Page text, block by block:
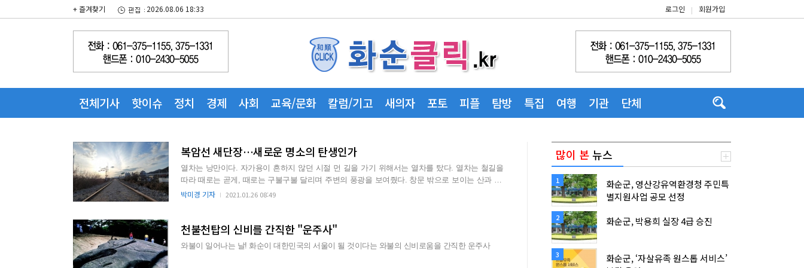
+ 즐겨찾기 2026.08.06 18:33 로그인 | 회원가입
전체기사 핫이슈 정치 경제 사회 교육/문화 칼럼/기고 새의자 포토 피플 탐방 특집 여행 기관 단체
복암선 새단장…새로운 명소의 탄생인가
열차는 낭만이다. 자가용이 흔하지 않던 시절 먼 길을 가기 위해서는 열차를 탔다. 열차는 철길을
따라 때로는 곧게, 때로는 구불구불 달리며 주변의 풍광을 보여줬다. 창문 밖으로 보이는 산과 강,
들녘의 경치는 어찌 ...
박미경 기자 2021.01.26 08:49
천불천탑의 신비를 간직한 "운주사"
와불이 일어나는 날! 화순이 대한민국의 서울이 될 것이다는 와불의 신비로움을 간직한 운주사
많이 본뉴스
1
화순군, 영산강유역환경청 주민특
별지원사업 공모 선정
2 화순군, 박용희 실장 4급 승진
3
화순군, ‘자살유족 원스톱 서비스’